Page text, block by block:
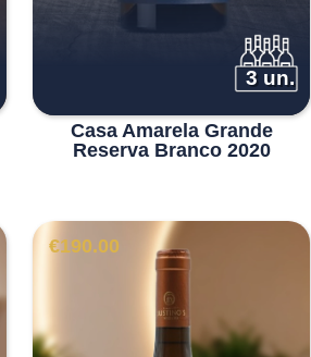
3 un.
Casa Amarela Grande
Reserva Branco 2020
€190.00